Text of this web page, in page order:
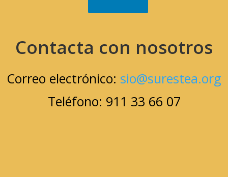
Contacta con nosotros
Correo electrónico: sio@surestea.org
Teléfono: 911 33 66 07